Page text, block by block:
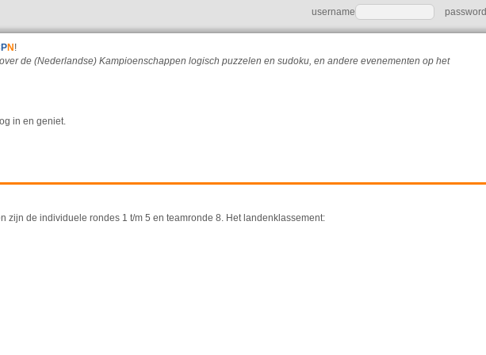
username password
PN !
de (Nederlandse) Kampioenschappen logisch puzzelen en sudoku, en andere evenementen op het
in en geniet.
zijn de individuele rondes 1 t/m 5 en teamronde 8. Het landenklassement: